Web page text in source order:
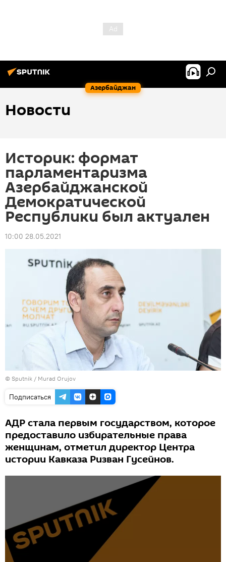
Азербайджан
Новости
Историк: формат
парламентаризма
Азербайджанской
Демократической
Республики был актуален
10:00 28.05.2021
© Sputnik / Murad Orujov
Подписаться
АДР стала первым государством, которое
предоставило избирательные права
женщинам, отметил директор Центра
истории Кавказа Ризван Гусейнов.